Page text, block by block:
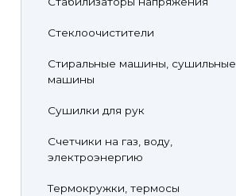
Стеклоочистители
Стиральные машины, сушильные
машины
Сушилки для рук
Счетчики на газ, воду,
электроэнергию
Термокружки, термосы